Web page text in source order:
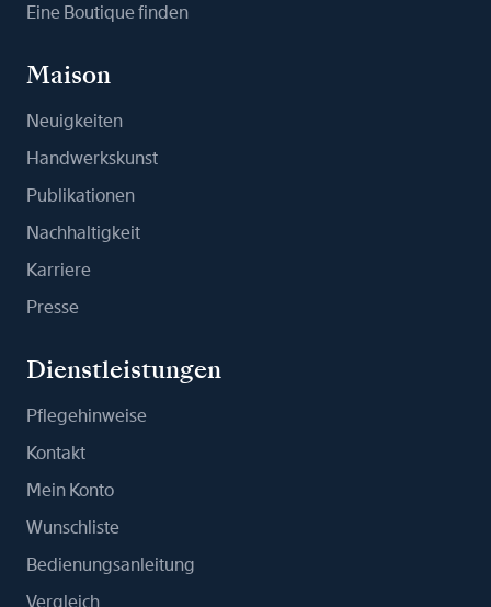
Eine Boutique finden
Maison
Neuigkeiten
Handwerkskunst
Publikationen
Nachhaltigkeit
Karriere
Presse
Dienstleistungen
Pflegehinweise
Kontakt
Mein Konto
Wunschliste
Bedienungsanleitung